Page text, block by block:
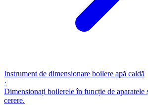
Instrument de dimensionare boilere apă caldă
·
Dimensionați boilerele în funcție de aparatele
cerere.